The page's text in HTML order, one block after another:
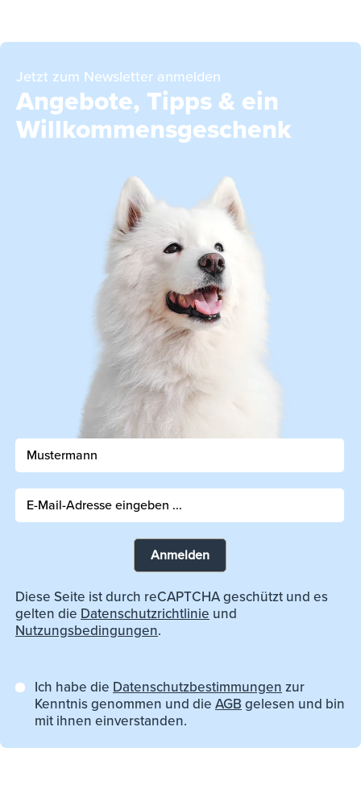
Jetzt zum Newsletter anmelden
Angebote, Tipps & ein
Willkommensgeschenk
Anmelden
Diese Seite ist durch reCAPTCHA geschützt und es
gelten die Datenschutzrichtlinie und
Nutzungsbedingungen.
Ich habe die Datenschutzbestimmungen zur
Kenntnis genommen und die AGB gelesen und bin
mit ihnen einverstanden.